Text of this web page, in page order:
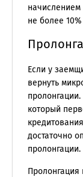
начислением
не более
Если у
вернуть
который
достаточно
пролонгации.
Пролонгация